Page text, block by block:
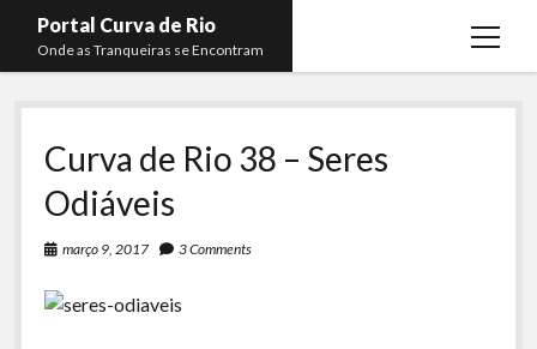
Portal Curva de Rio
Onde as Tranqueiras se Encontram
open
Podcasts open
Curva de Rio
Curva Belas Artes
Curva Classics
Membros open
Almir Ribeiro
Felype Silva
twitterfacebookinstagram
Curva de Rio 38 – Seres
Odiáveis
março 9, 2017 3 Comments